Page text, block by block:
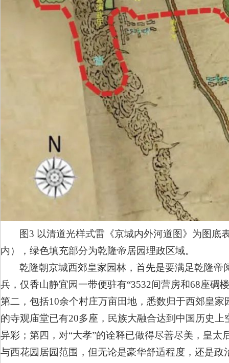
图3 以清道光样式雷《京城内外河道图》为图
内），绿色填充部分为乾隆帝居园理政区域。
乾隆朝京城西郊皇家园林，首先是要满足乾隆
兵，仅香山静宜园一带便驻有“3532间营房和68座碉
第二，包括10余个村庄万亩田地，悉数归于西郊皇
的寺观庙堂已有20多座，民族大融合达到中国历史
异彩；第四，对“大孝”的诠释已做得尽善尽美，皇
与西花园居园范围，但无论是豪华舒适程度，还是